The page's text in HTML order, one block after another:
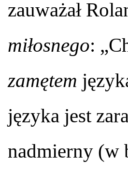
zauważał
miłosnego:
zamętem
języka jest
nadmierny (w